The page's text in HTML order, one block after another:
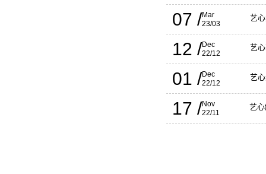
07 /Mar
23/03
艺
12 /Dec
22/12
艺
01 /Dec
22/12
艺
17 /Nov
22/11
艺